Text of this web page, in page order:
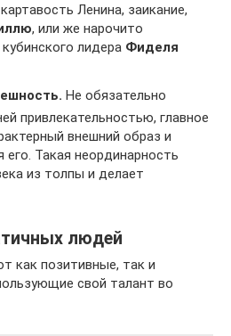
Ленина, заикание,
, или же нарочито
лидера Фиделя
Не обязательно
привлекательностью, главное
внешний образ и
его. Такая неординарность
из толпы и делает
людей
как позитивные, так и
свой талант во